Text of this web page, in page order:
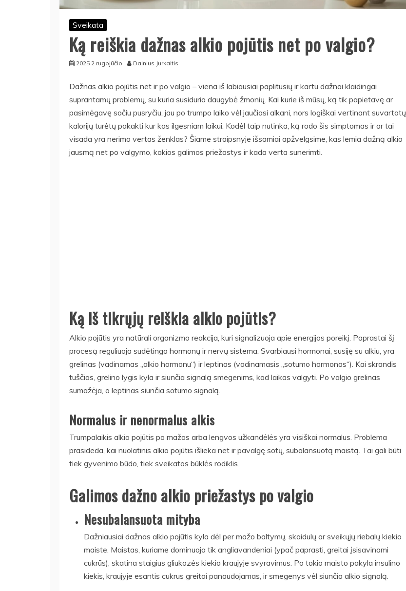
Sveikata
Ką reiškia dažnas alkio pojūtis net po valgio?
2025 2 rugpjūčio Dainius Jurkaitis
Dažnas alkio pojūtis net ir po valgio – viena iš labiausiai paplitusių ir kartu dažnai klaidingai
suprantamų problemų, su kuria susiduria daugybė žmonių. Kai kurie iš mūsų, ką tik papietavę ar
pasimėgavę sočiu pusryčiu, jau po trumpo laiko vėl jaučiasi alkani, nors logiškai vertinant suvartotų
kalorijų turėtų pakakti kur kas ilgesniam laikui. Kodėl taip nutinka, ką rodo šis simptomas ir ar tai
visada yra nerimo vertas ženklas? Šiame straipsnyje išsamiai apžvelgsime, kas lemia dažną alkio
jausmą net po valgymo, kokios galimos priežastys ir kada verta sunerimti.
Ką iš tikrųjų reiškia alkio pojūtis?
Alkio pojūtis yra natūrali organizmo reakcija, kuri signalizuoja apie energijos poreikį. Paprastai šį
procesą reguliuoja sudėtinga hormonų ir nervų sistema. Svarbiausi hormonai, susiję su alkiu, yra
grelinas (vadinamas „alkio hormonu“) ir leptinas (vadinamasis „sotumo hormonas“). Kai skrandis
tuščias, grelino lygis kyla ir siunčia signalą smegenims, kad laikas valgyti. Po valgio grelinas
sumažėja, o leptinas siunčia sotumo signalą.
Normalus ir nenormalus alkis
Trumpalaikis alkio pojūtis po mažos arba lengvos užkandėlės yra visiškai normalus. Problema
prasideda, kai nuolatinis alkio pojūtis išlieka net ir pavalgę sotų, subalansuotą maistą. Tai gali būti
tiek gyvenimo būdo, tiek sveikatos būklės rodiklis.
Galimos dažno alkio priežastys po valgio
Nesubalansuota mityba
Dažniausiai dažnas alkio pojūtis kyla dėl per mažo baltymų, skaidulų ar sveikųjų riebalų kiekio
maiste. Maistas, kuriame dominuoja tik angliavandeniai (ypač paprasti, greitai įsisavinami
cukrūs), skatina staigius gliukozės kiekio kraujyje svyravimus. Po tokio maisto pakyla insulino
kiekis, kraujyje esantis cukrus greitai panaudojamas, ir smegenys vėl siunčia alkio signalą.